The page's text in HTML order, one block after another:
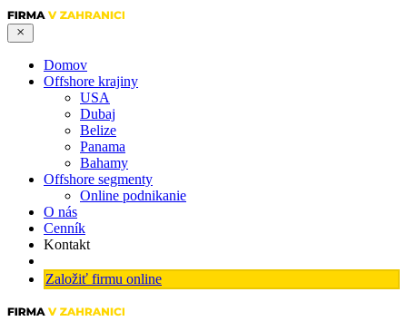
Domov
Offshore krajiny
USA
Dubaj
Belize
Panama
Bahamy
Offshore segmenty
Online podnikanie
O nás
Cenník
Kontakt
Založiť firmu online